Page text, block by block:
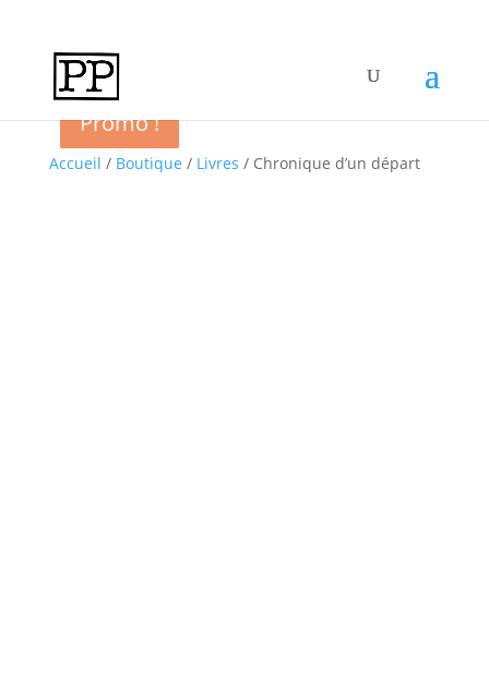
Accueil / Boutique / Livres / Chronique d’un départ
Promo !
Promo !
Promo !
Promo !